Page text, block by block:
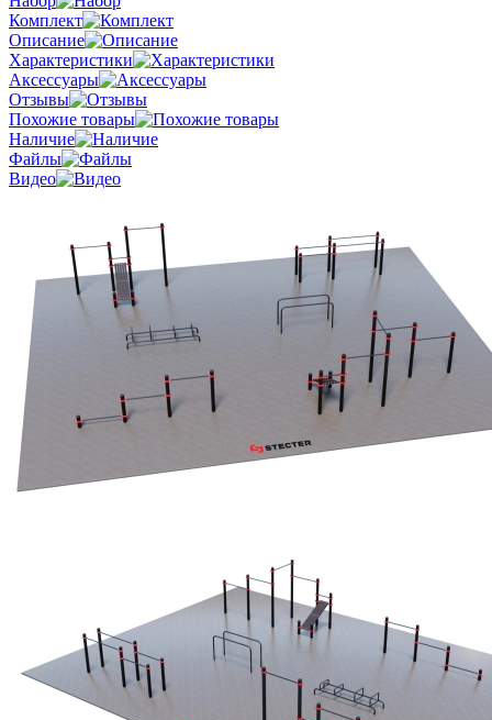
Комплект
Описание
Характеристики
Аксессуары
Отзывы
Похожие товары
Наличие
Файлы
Видео